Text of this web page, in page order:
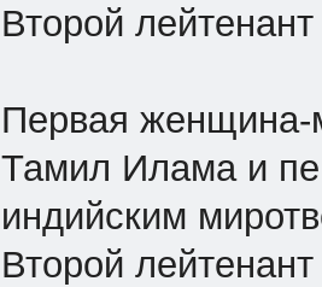
Второй
Первая женщина-
Тамил Илама и
индийским
Второй